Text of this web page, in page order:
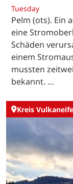
Tuesday
Pelm (ots). Ein
eine
Schäden
einem
mussten
bekannt. …
Kreis